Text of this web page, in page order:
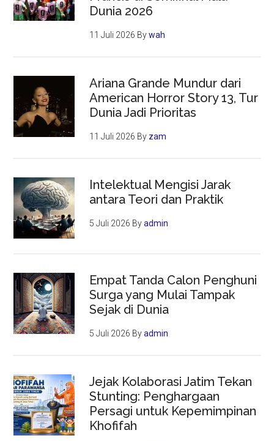
Dunia 2026
11 Juli 2026 Bywah
Ariana Grande Mundur dari
American Horror Story 13, Tur
Dunia Jadi Prioritas
11 Juli 2026 By zam
Intelektual Mengisi Jarak
antara Teori dan Praktik
5 Juli 2026 Byadmin
Empat Tanda Calon Penghuni
Surga yang Mulai Tampak
Sejak di Dunia
5 Juli 2026 Byadmin
Jejak Kolaborasi Jatim Tekan
Stunting: Penghargaan
Persagi untuk Kepemimpinan
Khofifah